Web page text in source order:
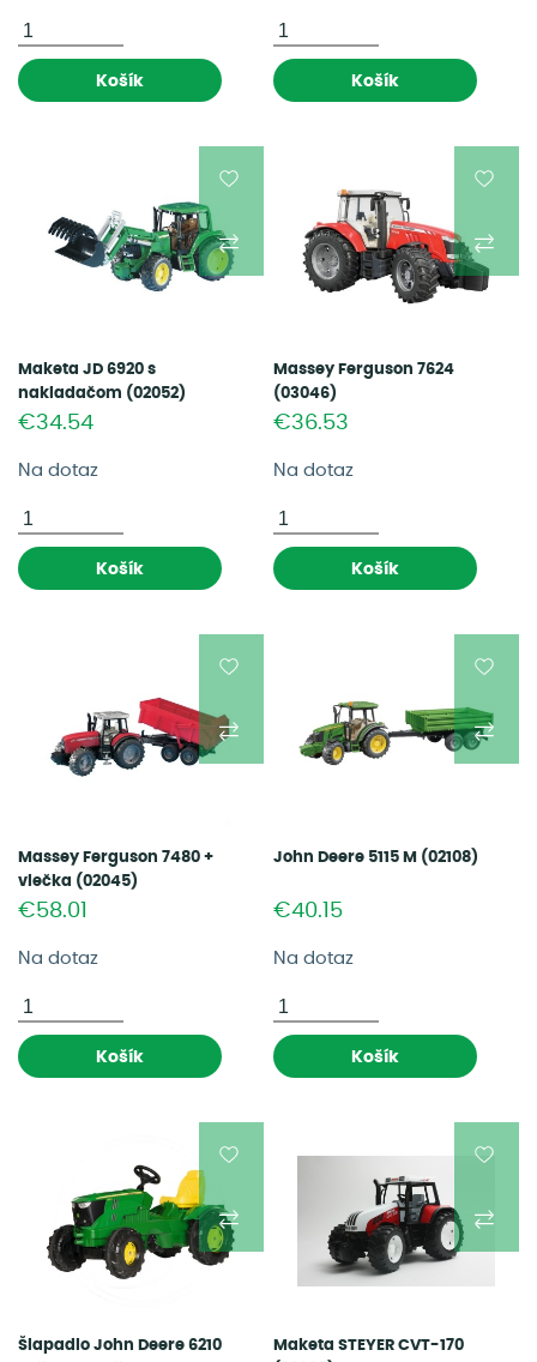
Košík Košík
Maketa JD 6920 s
nakladačom (02052)
€34.54
Na dotaz
Košík
Massey Ferguson 7624
(03046)
€36.53
Na dotaz
Košík
Massey Ferguson 7480 +
vlečka (02045)
€58.01
Na dotaz
Košík
John Deere 5115 M (02108)
€40.15
Na dotaz
Košík
Šlapadlo John Deere 6210
Maketa STEYER CVT-170